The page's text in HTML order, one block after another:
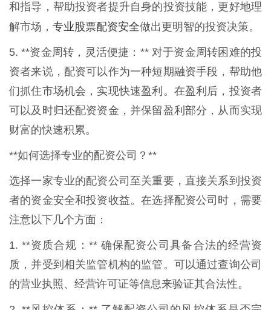
和指导，帮助投资者提升自身的投资技能，更好地理
解市场， 专业股票配资安全做出更明智的投资决策。
5. **资金周转，灵活便捷：** 对于资金周转困难的投
资者来说，配资可以作为一种短期融资手段，帮助他
们抓住市场机会，实现快速盈利。在盈利后，投资者
可以及时归还配资资金，并保留盈利部分，从而实现
财富的快速积累。
**如何选择专业的配资公司？**
选择一家专业的配资公司至关重要，直接关系到投资
者的资金安全和投资收益。在选择配资公司时，需要
注意以下几个方面：
1. **资质合规：** 确保配资公司具备合法的经营资
质，并受到相关监管机构的监管。可以通过查询公司
的营业执照、经营许可证等信息来验证其合法性。